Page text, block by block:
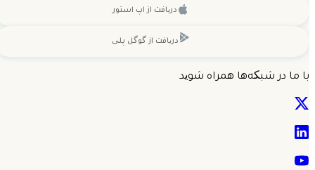
دریافت از اپ استور
دریافت از گوگل پلی
با ما در شبکه‌ها همراه شوید